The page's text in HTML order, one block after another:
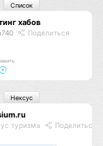
хабов
Поделиться
Список
туризма Поделиться
Нексус